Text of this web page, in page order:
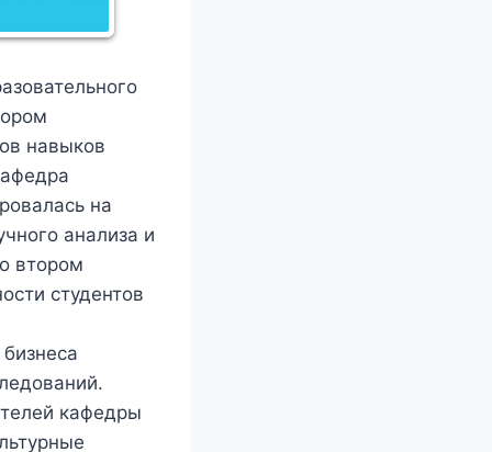
навыков
на
анализа и
втором
студентов
кафедры